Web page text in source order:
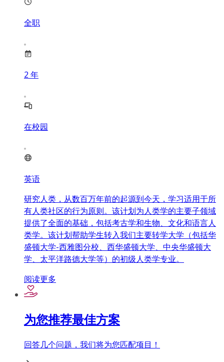
全职
2 年
在校园
英语
研究人类，从数百万年前的起源到今天，学习适用于所
有人类社区的行为原则。该计划为人类学的主要子领域
提供了全面的基础，包括考古学和生物、文化和语言人
类学。该计划帮助学生转入我们主要转学大学（包括华
盛顿大学-西雅图分校、西华盛顿大学、中央华盛顿大
学、太平洋路德大学等）的初级人类学专业。
阅读更多
为您推荐最佳方案
回答几个问题，我们将为您匹配项目！